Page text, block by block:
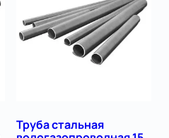
Труба стальная